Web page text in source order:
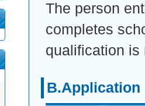
The person
completes
qualification is
B.Application